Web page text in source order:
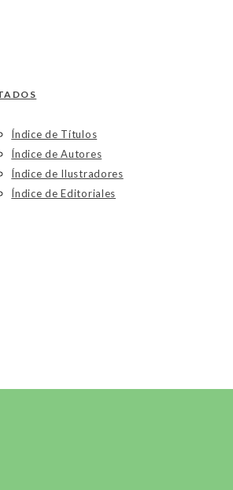
Índice de Títulos
Índice de Autores
Índice de Ilustradores
Índice de Editoriales